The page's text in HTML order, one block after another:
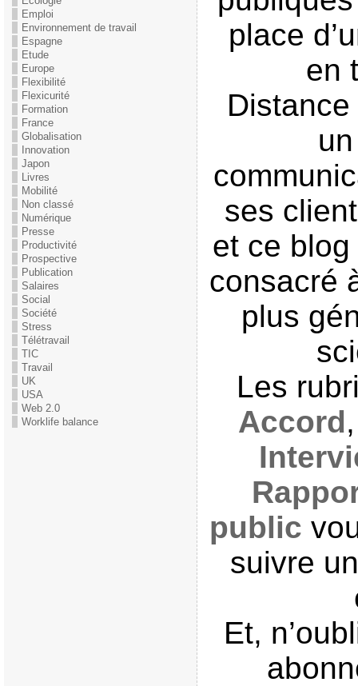
Emploi
Environnement de travail
Espagne
Etude
Europe
Flexibilité
Flexicurité
Formation
France
Globalisation
Innovation
Japon
Livres
Mobilité
Non classé
Numérique
Presse
Productivité
Prospective
Publication
Salaires
Social
Société
Stress
Télétravail
TIC
Travail
UK
USA
Web 2.0
Worklife balance
place
en
ses
et ce
consacré
plus
Les
Accord
public
suivre
Et,